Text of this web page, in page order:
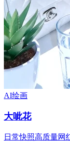
AI绘画
大呲花
日常快照高质量网